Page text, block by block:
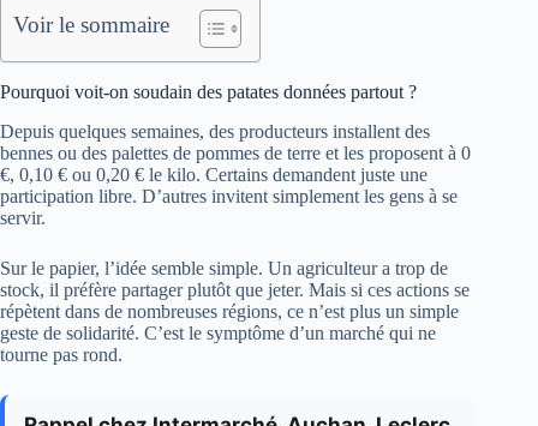
Voir le sommaire
Pourquoi voit-on soudain des patates données partout ?
Depuis quelques semaines, des producteurs installent des
bennes ou des palettes de pommes de terre et les proposent à 0
€, 0,10 € ou 0,20 € le kilo. Certains demandent juste une
participation libre. D’autres invitent simplement les gens à se
servir.
Sur le papier, l’idée semble simple. Un agriculteur a trop de
stock, il préfère partager plutôt que jeter. Mais si ces actions se
répètent dans de nombreuses régions, ce n’est plus un simple
geste de solidarité. C’est le symptôme d’un marché qui ne
tourne pas rond.